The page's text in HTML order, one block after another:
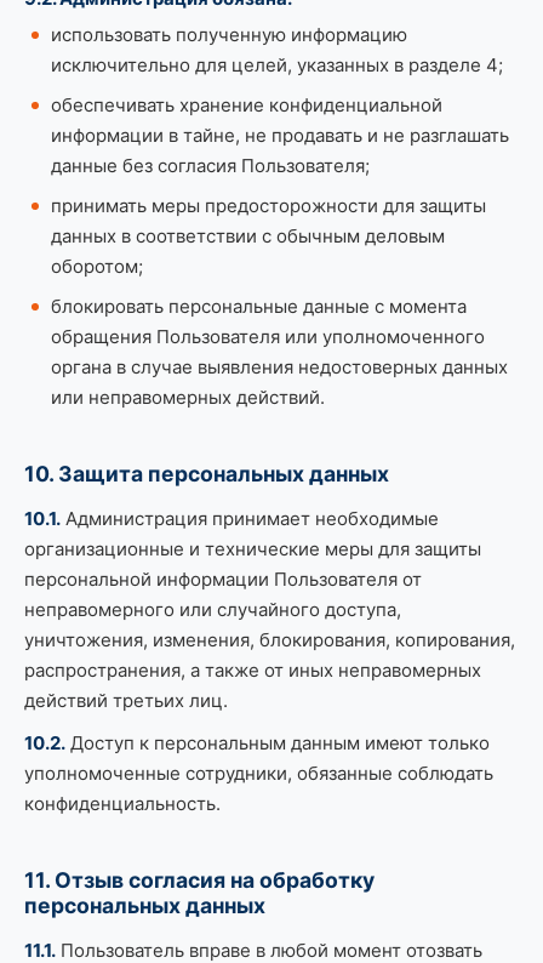
использовать полученную информацию
исключительно для целей, указанных в разделе 4;
обеспечивать хранение конфиденциальной
информации в тайне, не продавать и не разглашать
данные без согласия Пользователя;
принимать меры предосторожности для защиты
данных в соответствии с обычным деловым
оборотом;
блокировать персональные данные с момента
обращения Пользователя или уполномоченного
органа в случае выявления недостоверных данных
или неправомерных действий.
10. Защита персональных данных
10.1. Администрация принимает необходимые
организационные и технические меры для защиты
персональной информации Пользователя от
неправомерного или случайного доступа,
уничтожения, изменения, блокирования, копирования,
распространения, а также от иных неправомерных
действий третьих лиц.
10.2. Доступ к персональным данным имеют только
уполномоченные сотрудники, обязанные соблюдать
конфиденциальность.
11. Отзыв согласия на обработку
персональных данных
11.1. Пользователь вправе в любой момент отозвать